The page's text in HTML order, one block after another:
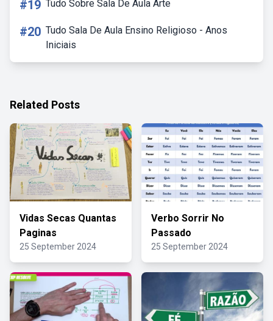
#19 Tudo Sobre Sala De Aula Arte
#20 Tudo Sala De Aula Ensino Religioso - Anos
Iniciais
Related Posts
Vidas Secas Quantas
Paginas
25 September 2024
Verbo Sorrir No
Passado
25 September 2024